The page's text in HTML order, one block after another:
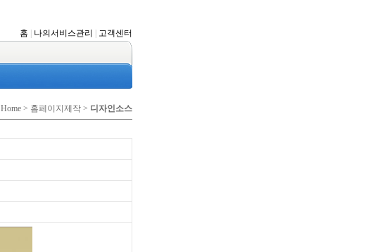
홈 나의서비스관리 고객센터
Home > 홈페이지제작 > 디자인소스